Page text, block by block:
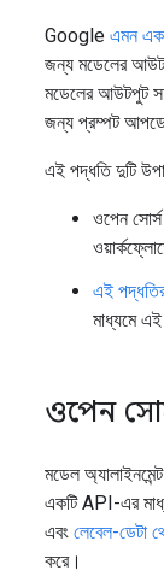
Google এমন
জন্য মডেলের
মডেলের আউটপুট
জন্য প্রম্পট
এই পদ্ধতি দুটি
ওপেন সোর্স
এই
মাধ্যমে এই
ওপেন
মডেল
একটি API-এর
এবং লেবেল-ডেটা
করে।